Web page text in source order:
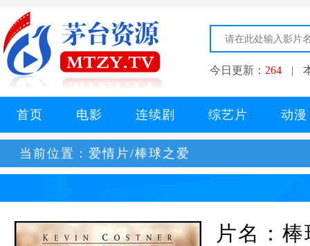
今日更新： 264 |
首页 电影 连续剧 综艺片 动漫
当前位置： 爱情片/棒球之爱
片名：